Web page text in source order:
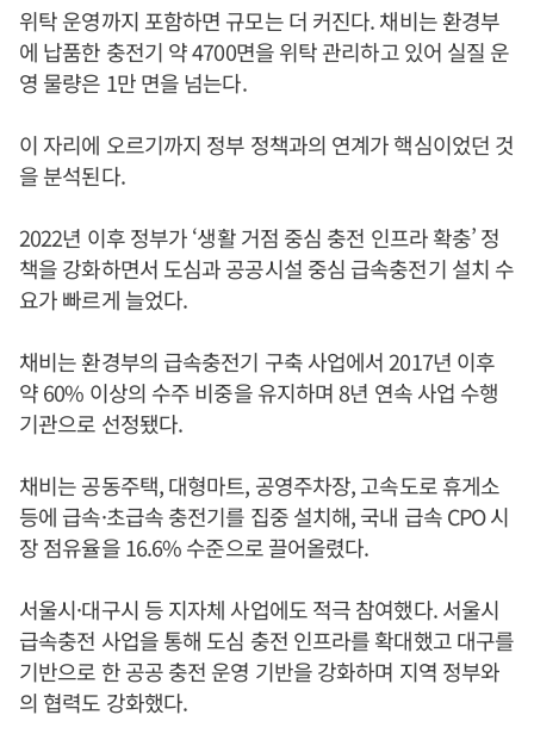
위탁 운영까지 포함하면 규모는 더 커진다. 채비는 환경부
에 납품한 충전기 약 4700면을 위탁 관리하고 있어 실질 운
영 물량은 1만 면을 넘는다.
이 자리에 오르기까지 정부 정책과의 연계가 핵심이었던 것
을 분석된다.
2022년 이후 정부가 ‘생활 거점 중심 충전 인프라 확충’ 정
책을 강화하면서 도심과 공공시설 중심 급속충전기 설치 수
요가 빠르게 늘었다.
채비는 환경부의 급속충전기 구축 사업에서 2017년 이후
약 60% 이상의 수주 비중을 유지하며 8년 연속 사업 수행
기관으로 선정됐다.
채비는 공동주택, 대형마트, 공영주차장, 고속도로 휴게소
등에 급속·초급속 충전기를 집중 설치해, 국내 급속 CPO 시
장 점유율을 16.6% 수준으로 끌어올렸다.
서울시·대구시 등 지자체 사업에도 적극 참여했다. 서울시
급속충전 사업을 통해 도심 충전 인프라를 확대했고 대구를
기반으로 한 공공 충전 운영 기반을 강화하며 지역 정부와
의 협력도 강화했다.